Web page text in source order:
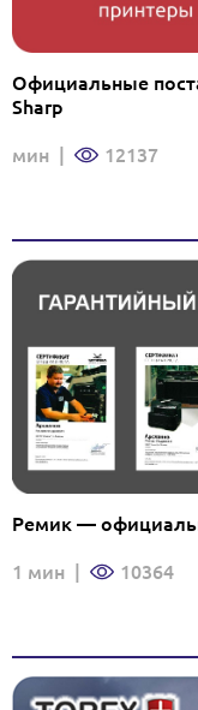
Официальные
Sharp
мин 12137
Ремик —
1 мин 10364